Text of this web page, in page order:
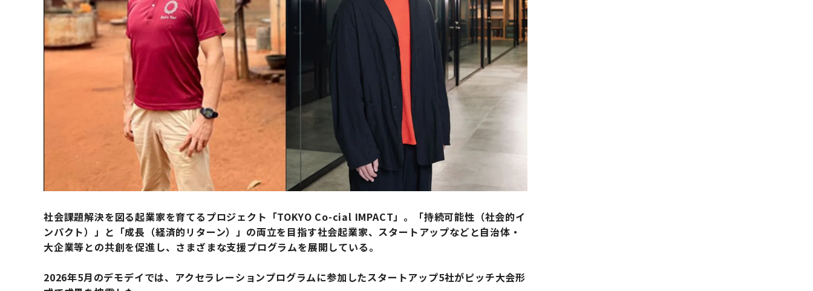
社会課題解決を図る起業家を育てるプロジェクト「TOKYO Co-cial IMPACT」。
「持続可能性（社会的イ
ンパクト）」と「成長（経済的リターン）」の両立を目指す社会起業家、スタートアップなどと自治体・
大企業等との共創を促進し、さまざまな支援プログラムを展開している。
2026年5月のデモデイでは、アクセラレーションプログラムに参加したスタートアップ5社がピッチ大会形